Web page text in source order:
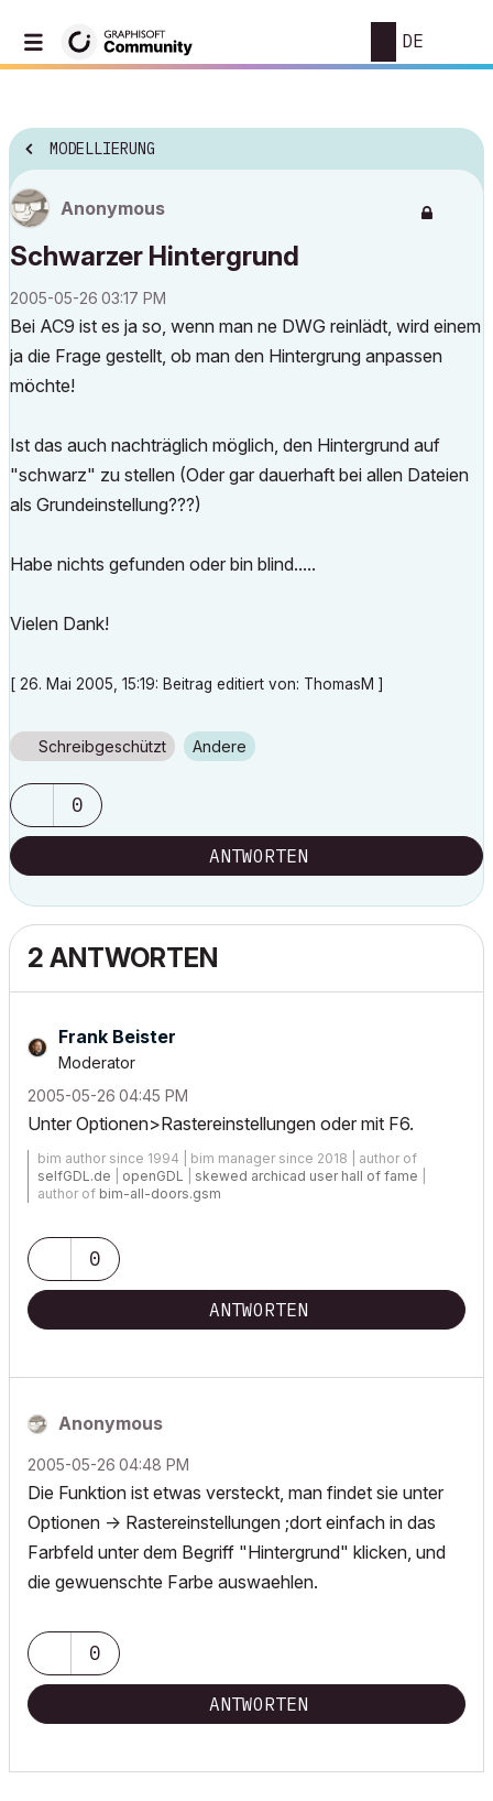
DE
MODELLIERUNG
Anonymous
Schwarzer Hintergrund
‎2005-05-26 03:17 PM
Bei AC9 ist es ja so, wenn man ne DWG reinlädt, wird einem
ja die Frage gestellt, ob man den Hintergrung anpassen
möchte!
Ist das auch nachträglich möglich, den Hintergrund auf
"schwarz" zu stellen (Oder gar dauerhaft bei allen Dateien
als Grundeinstellung???)
Habe nichts gefunden oder bin blind.....
Vielen Dank!
[ 26. Mai 2005, 15:19: Beitrag editiert von: ThomasM ]
Schreibgeschützt Andere
0
ANTWORTEN
2 ANTWORTEN
Frank Beister
Moderator
‎2005-05-26 04:45 PM
Unter Optionen>Rastereinstellungen oder mit F6.
bim author since 1994 | bim manager since 2018 | author of
selfGDL.de
openGDL skewed archicad user hall of fame
author of bim-all-doors.gsm
0
ANTWORTEN
Anonymous
‎2005-05-26 04:48 PM
Die Funktion ist etwas versteckt, man findet sie unter
Optionen -> Rastereinstellungen ;dort einfach in das
Farbfeld unter dem Begriff "Hintergrund" klicken, und
die gewuenschte Farbe auswaehlen.
0
ANTWORTEN